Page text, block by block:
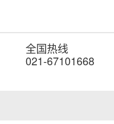
全国热线
021-67101668